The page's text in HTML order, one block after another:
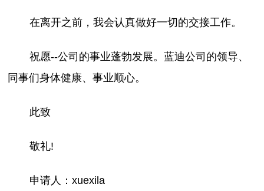
在离开之前，我会认真做好一切的交接工作。
祝愿--公司的事业蓬勃发展。蓝迪公司的领导、
同事们身体健康、事业顺心。
此致
敬礼!
申请人：xuexila